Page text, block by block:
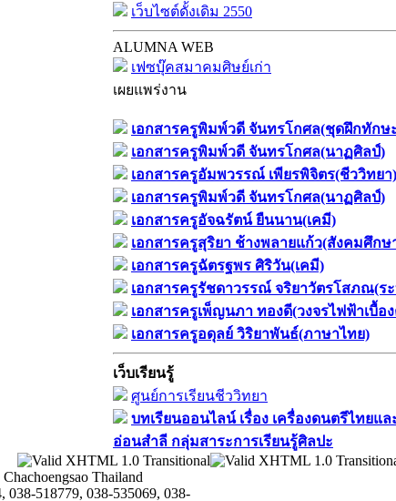
เว็บไซต์ดั้งเดิม 2550
ALUMNA WEB
เฟซบุ๊คสมาคมศิษย์เก่า
เผยแพร่งาน
เอกสารครูพิมพ์วดี จันทรโกศล(ชุดฝึกทักษ
เอกสารครูพิมพ์วดี จันทรโกศล(นาฏศิลป์)
เอกสารครูอัมพวรรณ์ เพียรพิจิตร(ชีววิทยา)
เอกสารครูพิมพ์วดี จันทรโกศล(นาฏศิลป์)
เอกสารครูอัจฉรัตน์ ยืนนาน(เคมี)
เอกสารครูสุริยา ช้างพลายแก้ว(สังคมศึกษ
เอกสารครูฉัตรฐพร ศิริวัน(เคมี)
เอกสารครูรัชดาวรรณ์ จริยาวัตรโสภณ(ร
เอกสารครูเพ็ญนภา ทองดี(วงจรไฟฟ้าเบื้อ
เอกสารครูอดุลย์ วิริยาพันธ์(ภาษาไทย)
เว็บเรียนรู้
ศูนย์การเรียนชีววิทยา
บทเรียนออนไลน์​ เรื่อง​ เครื่องดนตรีไทย
อ่อนสำลี​ กลุ่มสาระการเรียนรู้ศิลปะ
Thailand
038-518779, 038-535069, 038-